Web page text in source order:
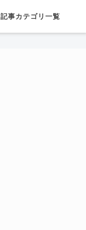
記事カテゴリ一覧